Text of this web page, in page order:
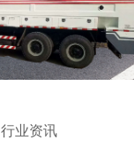
行业资讯